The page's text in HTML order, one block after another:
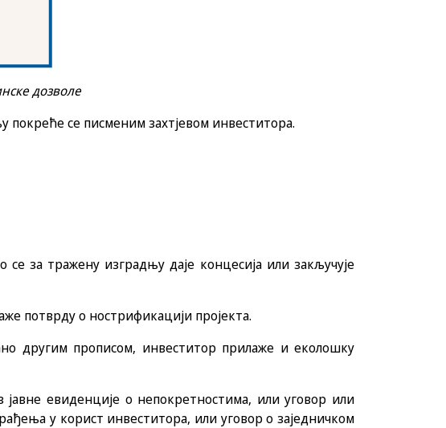
дозволе
покреће се писменим захтјевом инвеститора.
за тражену изградњу даје концесија или закључује
потврду о нострификацији пројекта.
другим прописом, инвеститор прилаже и еколошку
евиденције о непокретностима, или уговор или
у корист инвеститора, или уговор о заједничком